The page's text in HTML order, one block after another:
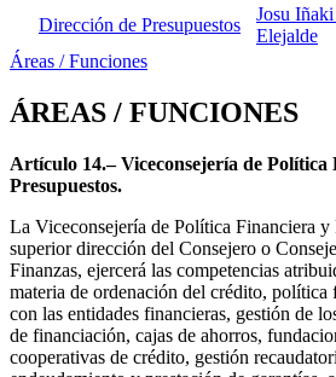
Dirección de Presupuestos
Josu
Elejalde
Áreas / Funciones
ÁREAS / FUNCIONES
Artículo 14.– Viceconsejería de Política
Presupuestos.
La Viceconsejería de Política Financiera y
superior dirección del Consejero o
Finanzas, ejercerá las competencias
materia de ordenación del crédito, política
con las entidades financieras, gestión de
de financiación, cajas de ahorros,
cooperativas de crédito, gestión